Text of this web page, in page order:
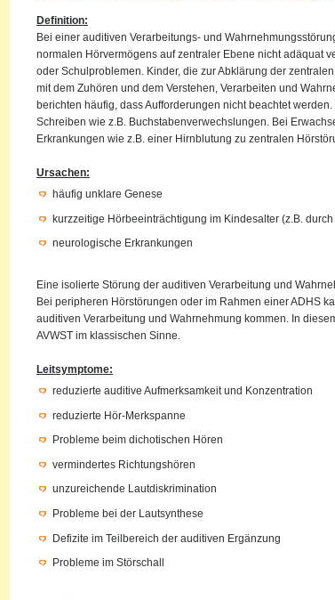
Definition:
Bei einer auditiven Verarbeitungs- und
normalen Hörvermögens auf zentraler Ebene nicht adäquat
oder Schulproblemen. Kinder, die zur Abklärung der
mit dem Zuhören und dem Verstehen, Verarbeiten und
berichten häufig, dass Aufforderungen nicht beachtet
Schreiben wie z.B. Buchstabenverwechslungen. Bei
Erkrankungen wie z.B. einer Hirnblutung zu zentralen
Ursachen:
häufig unklare Genese
kurzzeitige Hörbeeinträchtigung im Kindesalter (z.B.
neurologische Erkrankungen
Eine isolierte Störung der auditiven Verarbeitung und
Bei peripheren Hörstörungen oder im Rahmen einer ADHS
auditiven Verarbeitung und Wahrnehmung kommen. In
AVWST im klassischen Sinne.
Leitsymptome:
reduzierte auditive Aufmerksamkeit und Konzentration
reduzierte Hör-Merkspanne
Probleme beim dichotischen Hören
vermindertes Richtungshören
unzureichende Lautdiskrimination
Probleme bei der Lautsynthese
Defizite im Teilbereich der auditiven Ergänzung
Probleme im Störschall